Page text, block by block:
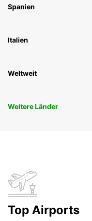
Spanien
Italien
Weltweit
Weitere Länder
Top Airports